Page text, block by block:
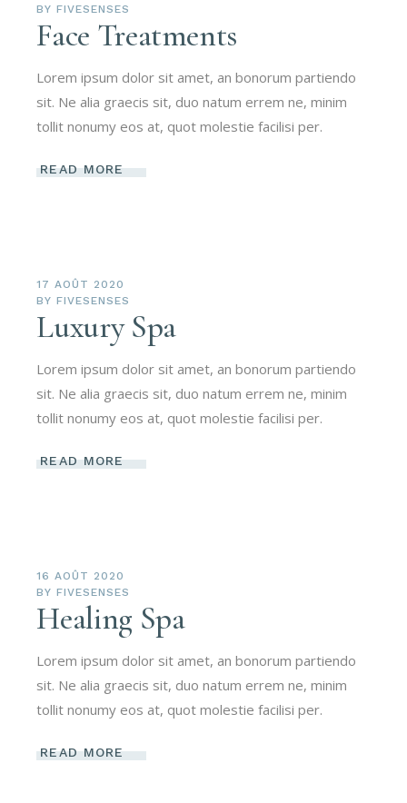
BY FIVESENSES
Face Treatments
Lorem ipsum dolor sit amet, an bonorum partiendo
sit. Ne alia graecis sit, duo natum errem ne, minim
tollit nonumy eos at, quot molestie facilisi per.
READ MORE
17 AOÛT 2020
BY FIVESENSES
Luxury Spa
Lorem ipsum dolor sit amet, an bonorum partiendo
sit. Ne alia graecis sit, duo natum errem ne, minim
tollit nonumy eos at, quot molestie facilisi per.
READ MORE
16 AOÛT 2020
BY FIVESENSES
Healing Spa
Lorem ipsum dolor sit amet, an bonorum partiendo
sit. Ne alia graecis sit, duo natum errem ne, minim
tollit nonumy eos at, quot molestie facilisi per.
READ MORE